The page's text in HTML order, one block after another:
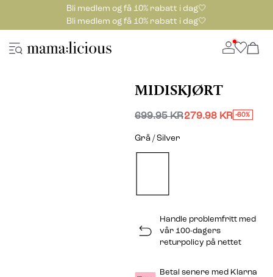
Bli medlem og få 10% rabatt i dag🤍
Bli medlem og få 10% rabatt i dag🤍
MIDISKJØRT
699.95 KR279.98 KR -60%
Grå / Silver
Handle problemfritt med
vår 100-dagers
returpolicy på nettet
Betal senere med Klarna